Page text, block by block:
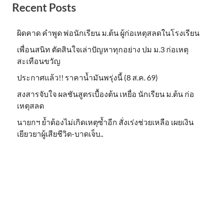
Recent Posts
ผิดคาด คำพูด พ่อนักเรียน ม.ต้น ผู้ก่อเหตุสลดในโรงเรียน
เพื่อนสนิท ตัดสินใจเล่าปัญหาทุกอย่าง ปม ม.3 ก่อเหตุ
สะเทือนขวัญ
ประกาศแล้ว!! ราคาน้ำมันพรุ่งนี้ (8 ส.ค. 69)
สงสารจับใจ ผลชันสูตรเบื้องต้น เหยื่อ นักเรียน ม.ต้น ก่อ
เหตุสลด
นายกฯ ย้ำต้องไม่เกิดเหตุซ้ำอีก สั่งเร่งช่วยเหลือ เผยเงิน
เยียวยาผู้เสียชีวิต-บาดเจ็บ..